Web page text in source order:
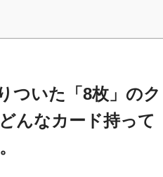
ついた「8枚」のク
んなカード持って